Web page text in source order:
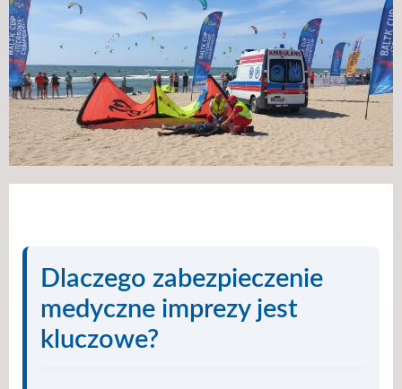
Dlaczego zabezpieczenie
medyczne imprezy jest
kluczowe?